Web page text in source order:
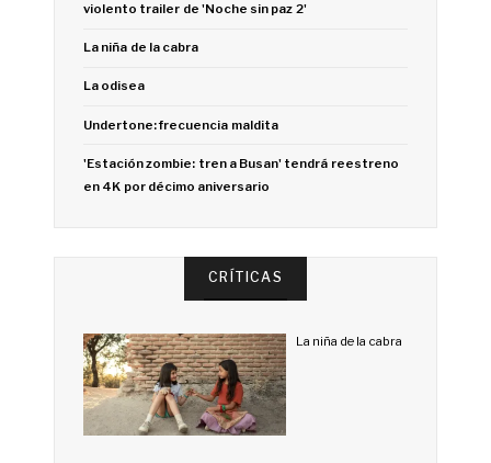
violento trailer de 'Noche sin paz 2'
La niña de la cabra
La odisea
Undertone: frecuencia maldita
'Estación zombie: tren a Busan' tendrá reestreno
en 4K por décimo aniversario
CRÍTICAS
La niña de la cabra